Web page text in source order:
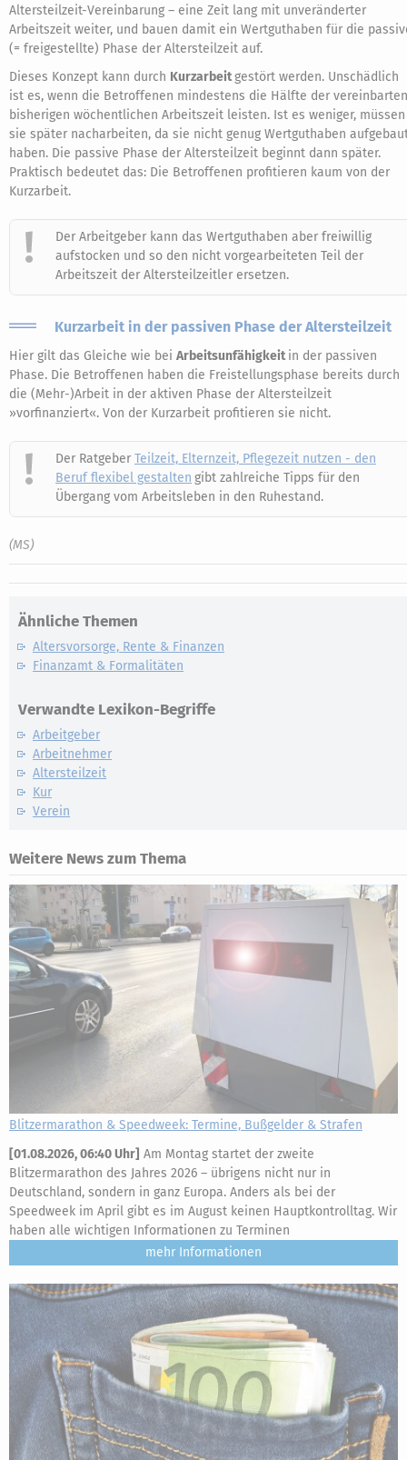
Altersteilzeit-Vereinbarung – eine Zeit lang mit unveränderter
Arbeitszeit weiter, und bauen damit ein Wertguthaben für die
(= freigestellte) Phase der Altersteilzeit auf.
Dieses Konzept kann durch Kurzarbeitgestört werden. Unschädlich
ist es, wenn die Betroffenen mindestens die Hälfte der vereinbarten
bisherigen wöchentlichen Arbeitszeit leisten. Ist es weniger, müssen
sie später nacharbeiten, da sie nicht genug Wertguthaben
haben. Die passive Phase der Altersteilzeit beginnt dann später.
Praktisch bedeutet das: Die Betroffenen profitieren kaum von der
Kurzarbeit.
Der Arbeitgeber kann das Wertguthaben aber freiwillig
aufstocken und so den nicht vorgearbeiteten Teil der
Arbeitszeit der Altersteilzeitler ersetzen.
Kurzarbeit in der passiven Phase der Altersteilzeit
Hier gilt das Gleiche wie bei Arbeitsunfähigkeitin der passiven
Phase. Die Betroffenen haben die Freistellungsphase bereits durch
die (Mehr-)Arbeit in der aktiven Phase der Altersteilzeit
»vorfinanziert«. Von der Kurzarbeit profitieren sie nicht.
Der Ratgeber Teilzeit, Elternzeit, Pflegezeit nutzen - den
Beruf flexibel gestalten gibt zahlreiche Tipps für den
Übergang vom Arbeitsleben in den Ruhestand.
(MS)
Ähnliche Themen
Altersvorsorge, Rente & Finanzen
Finanzamt & Formalitäten
Verwandte Lexikon-Begriffe
Arbeitgeber
Arbeitnehmer
Altersteilzeit
Kur
Verein
Weitere News zum Thema
Blitzermarathon & Speedweek: Termine, Bußgelder & Strafen
[01.08.2026, 06:40 Uhr] Am Montag startet der zweite
Blitzermarathon des Jahres 2026 – übrigens nicht nur in
Deutschland, sondern in ganz Europa. Anders als bei der
Speedweek im April gibt es im August keinen Hauptkontrolltag. Wir
haben alle wichtigen Informationen zu Terminen
mehr